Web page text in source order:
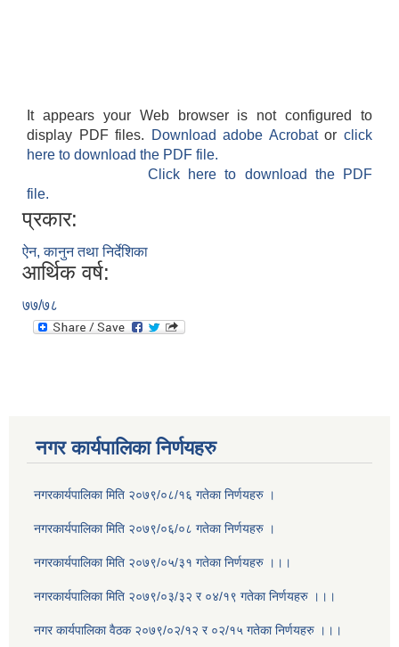
It appears your Web browser is not configured to
display PDF files.
Download adobe Acrobatorclick
here to download the PDF file.
Click here to download the PDF
file.
प्रकार:
ऐन, कानुन तथा निर्देशिका
आर्थिक वर्ष:
७७/७८
नगर कार्यपालिका निर्णयहरु
नगरकार्यपालिका मिति २०७९/०८/१६ गतेका निर्णयहरु ।
नगरकार्यपालिका मिति २०७९/०६/०८ गतेका निर्णयहरु ।
नगरकार्यपालिका मिति २०७९/०५/३१ गतेका निर्णयहरु ।।।
नगरकार्यपालिका मिति २०७९/०३/३२ र ०४/१९ गतेका निर्णयहरु ।।।
नगर कार्यपालिका वैठक २०७९/०२/१२ र ०२/१५ गतेका निर्णयहरु ।।।